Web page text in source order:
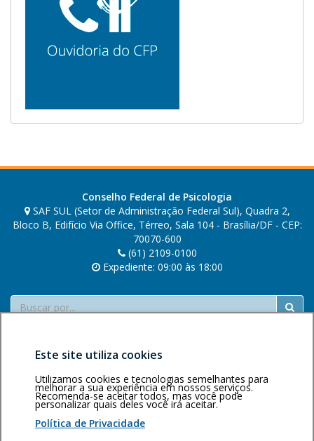
Conselho Federal de Psicologia
SAF SUL (Setor de Administração Federal Sul), Quadra 2,
Bloco B, Edifício Via Office, Térreo, Sala 104 - Brasília/DF - CEP:
70070-600
(61) 2109-0100
Expediente: 09:00 às 18:00
Buscar
Área restritaPolítica de
privacidadePersonalização
de cookies
Este site utiliza cookies
Utilizamos cookies e tecnologias semelhantes para
melhorar a sua experiência em nossos serviços.
Recomenda-se aceitar todos, mas você pode
personalizar quais deles você irá aceitar.
Política de Privacidade